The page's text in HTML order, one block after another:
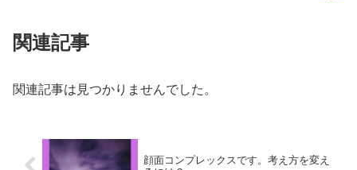
関連記事
関連記事は見つかりませんでした。
顔面コンプレックスです。考え方を変え